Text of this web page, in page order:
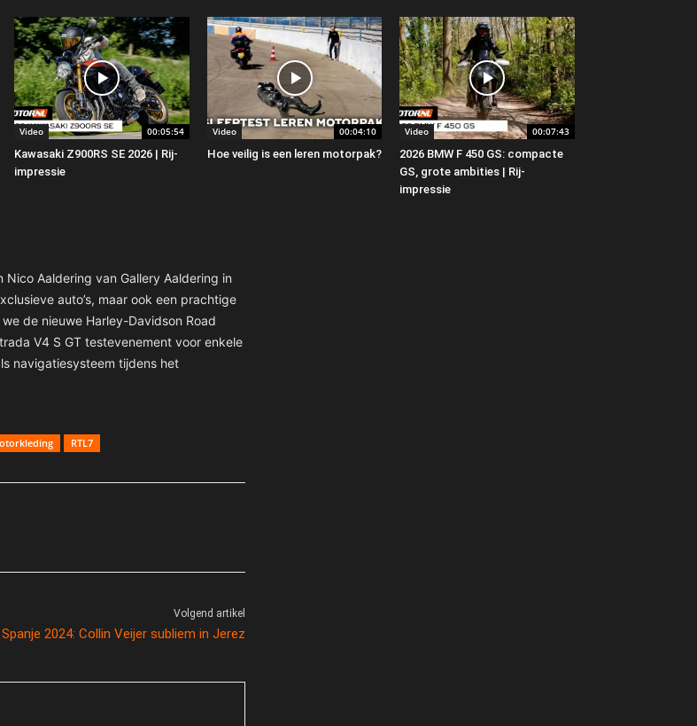
Video 00:05:54
Kawasaki Z900RS SE 2026 | Rij-
impressie
Video 00:04:10
Hoe veilig is een leren motorpak?
Video 00:07:43
2026 BMW F 450 GS: compacte
GS, grote ambities | Rij-
impressie
Aaldering van Gallery Aaldering in
auto’s, maar ook een prachtige
de nieuwe Harley-Davidson Road
V4 S GT testevenement voor enkele
navigatiesysteem tijdens het
RTL7
Volgend artikel
2024: Collin Veijer subliem in Jerez